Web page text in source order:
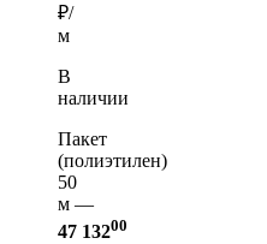
₽/
м
В
наличии
Пакет
(полиэтилен)
50
м —
47 13200